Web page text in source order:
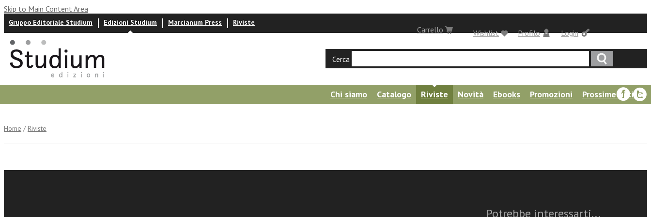
Skip to Main Content Area
Login
Carrello
Gruppo Editoriale Studium Edizioni Studium Marcianum Press Riviste
Profilo
Wishlist
Cerca
Chi siamo Catalogo Riviste Novità Ebooks Promozioni
Prossime uscite
Home / Riviste
Potrebbe interessarti...